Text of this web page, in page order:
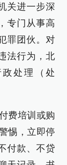
关进一步深
专门从事高
罪团伙。对
法行为，北
处理（处
费培训或购
惕，立即停
付款、不贷